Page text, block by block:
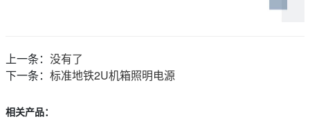
上一条： 没有了
下一条： 标准地铁2U机箱照明电源
相关产品：